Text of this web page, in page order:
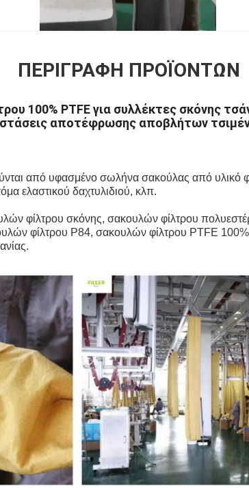
ΠΕΡΙΓΡΑΦΉ ΠΡΟΪΌΝΤΩΝ
100% PTFE για συλλέκτες σκόνης
αποτέφρωσης αποβλήτων
από υφασμένο σωλήνα σακούλας από υλικό
ελαστικού δαχτυλιδιού, κλπ.
φίλτρου σκόνης, σακουλών φίλτρου
φίλτρου P84, σακουλών φίλτρου PTFE